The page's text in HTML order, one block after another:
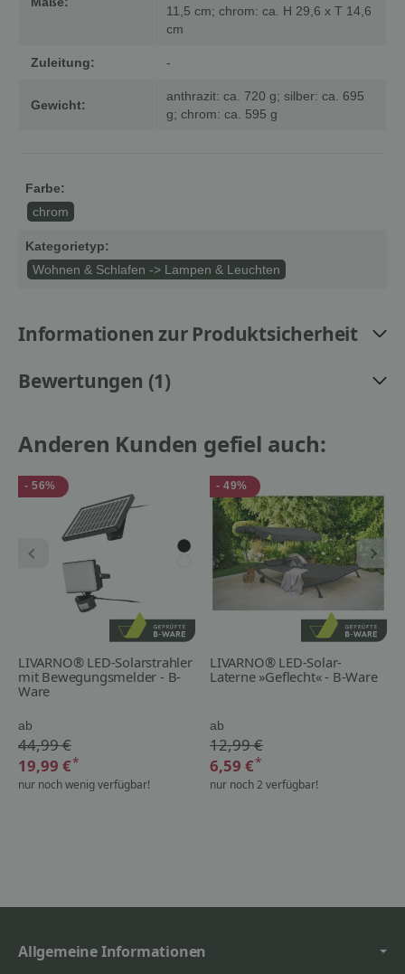
11,5 cm; chrom: ca. H 29,6 x T 14,6
cm
Zuleitung: -
Gewicht:
anthrazit: ca. 720 g; silber: ca. 695
g; chrom: ca. 595 g
Farbe:
chrom
Kategorietyp:
Wohnen & Schlafen -> Lampen & Leuchten
Informationen zur Produktsicherheit
Bewertungen (1)
Anderen Kunden gefiel auch:
- 56%
LIVARNO® LED-Solarstrahler
mit Bewegungsmelder - B-
Ware
ab
44,99 €
19,99 €*
nur noch wenig verfügbar!
- 49%
LIVARNO® LED-Solar-
Laterne »Geflecht« - B-Ware
ab
12,99 €
6,59 €*
nur noch 2 verfügbar!
Allgemeine Informationen